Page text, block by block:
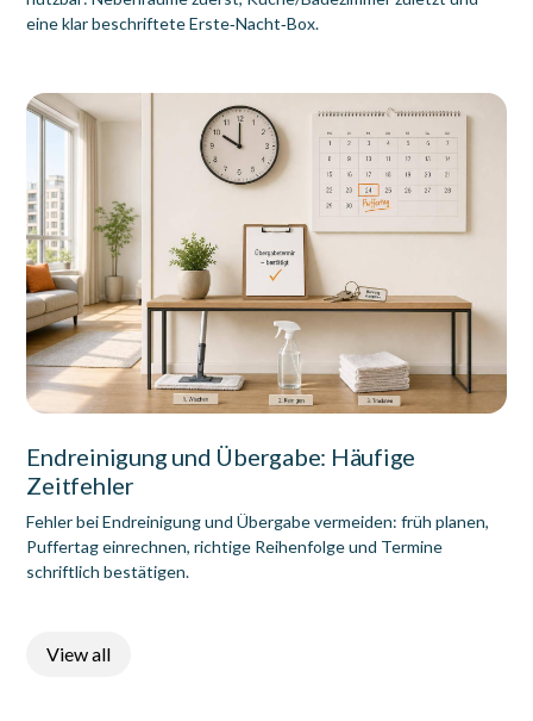
eine klar beschriftete Erste‑Nacht‑Box.
Endreinigung und Übergabe: Häufige
Zeitfehler
Fehler bei Endreinigung und Übergabe vermeiden: früh planen,
Puffertag einrechnen, richtige Reihenfolge und Termine
schriftlich bestätigen.
View all